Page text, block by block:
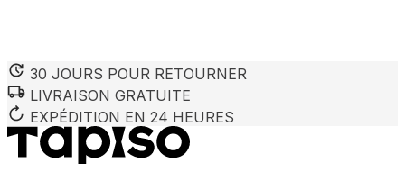
30 JOURS POUR RETOURNER
LIVRAISON GRATUITE
EXPÉDITION EN 24 HEURES
Nous utilisons des cookies pour personnaliser le contenu
partenaires peuvent combiner ces informations avec
utilisation de leurs services.